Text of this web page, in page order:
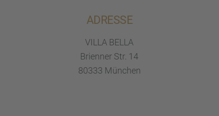
ADRESSE
VILLA BELLA
Brien­ner Str. 14
80333 München